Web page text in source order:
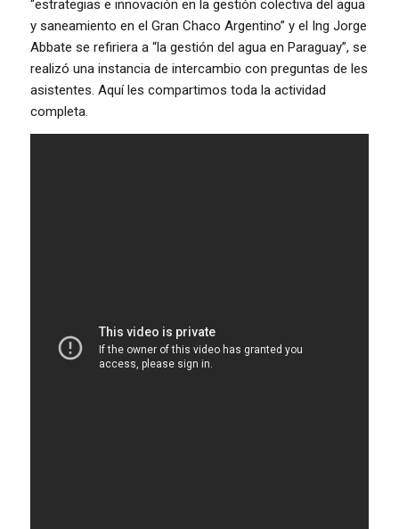
“estrategias e innovación en la gestión colectiva del agua
y saneamiento en el Gran Chaco Argentino” y el Ing Jorge
Abbate se refiriera a “la gestión del agua en Paraguay”, se
realizó una instancia de intercambio con preguntas de les
asistentes. Aquí les compartimos toda la actividad
completa.